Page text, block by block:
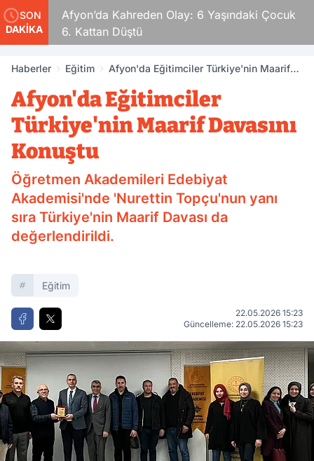
SON
DAKİKA
Afyon’da Kahreden Olay: 6 Yaşındaki Çocuk
6. Kattan Düştü
Haberler Eğitim
Afyon'da Eğitimciler Türkiye'nin Maarif
Afyon'da Eğitimciler
Türkiye'nin Maarif Davasını
Konuştu
Öğretmen Akademileri Edebiyat
Akademisi'nde 'Nurettin Topçu'nun yanı
sıra Türkiye'nin Maarif Davası da
değerlendirildi.
Eğitim
22.05.2026 15:23
Güncelleme: 22.05.2026 15:23